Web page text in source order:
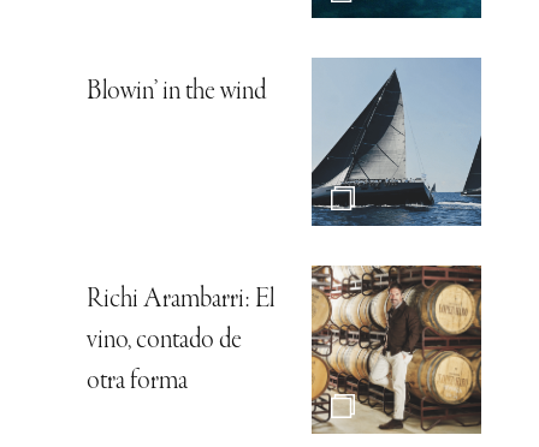
Blowin’ in the wind
Richi Arambarri: El
vino, contado de
otra forma